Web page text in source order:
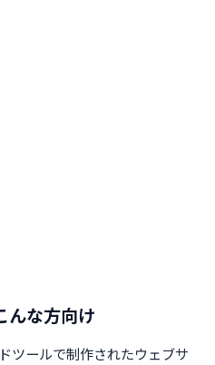
んな方向け
ツールで制作されたウェブサ